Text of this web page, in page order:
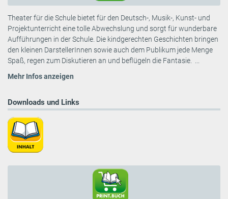
Theater für die Schule bietet für den Deutsch-, Musik-, Kunst- und
Projektunterricht eine tolle Abwechslung und sorgt für wunderbare
Aufführungen in der Schule. Die kindgerechten Geschichten bringen
den kleinen DarstellerInnen sowie auch dem Publikum jede Menge
Spaß, regen zum Diskutieren an und beflügeln die Fantasie. ...
Mehr Infos anzeigen
Downloads und Links